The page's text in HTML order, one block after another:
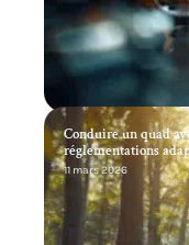
Conduire un quad
réglementations
11 mars 2026